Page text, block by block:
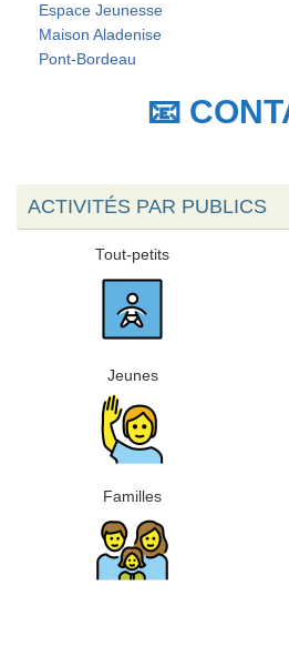
Espace Jeunesse
Maison Aladenise
Pont-Bordeau
📧
ACTIVITÉS PAR PUBLICS
Tout-petits
Jeunes
Familles